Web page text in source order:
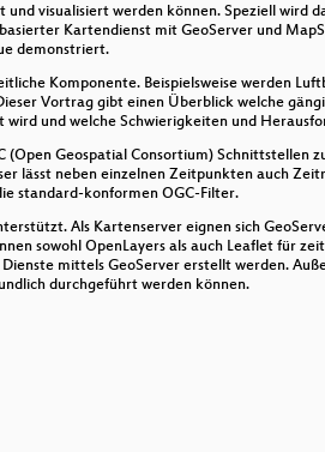
der Pandemie
visualisiert werden können. Speziell wird
Kartendienst mit GeoServer und
demonstriert.
Komponente. Beispielsweise werden
Vortrag gibt einen Überblick welche
und welche Schwierigkeiten und
Geospatial Consortium) Schnittstellen
neben einzelnen Zeitpunkten auch
standard-konformen OGC-Filter.
Als Kartenserver eignen sich
sowohl OpenLayers als auch Leaflet für
mittels GeoServer erstellt werden.
durchgeführt werden können.